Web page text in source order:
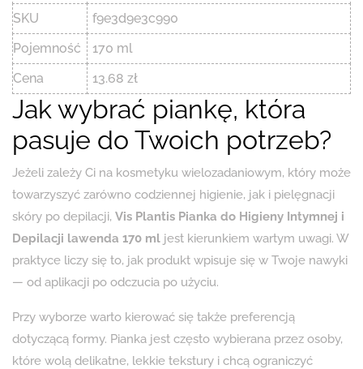
SKU
f9e3d9e3c990
Pojemność
170 ml
Cena
13.68 zł
Jak wybrać piankę, która
pasuje do Twoich potrzeb?
Jeżeli zależy Ci na kosmetyku wielozadaniowym, który może
towarzyszyć zarówno codziennej higienie, jak i pielęgnacji
skóry po depilacji, Vis Plantis Pianka do Higieny Intymnej i
Depilacji lawenda 170 ml jest kierunkiem wartym uwagi. W
praktyce liczy się to, jak produkt wpisuje się w Twoje nawyki
— od aplikacji po odczucia po użyciu.
Przy wyborze warto kierować się także preferencją
dotyczącą formy. Pianka jest często wybierana przez osoby,
które wolą delikatne, lekkie tekstury i chcą ograniczyć